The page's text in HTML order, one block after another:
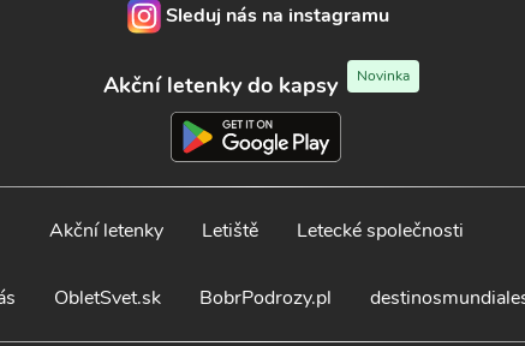
Sleduj nás na instagramu
Akční letenky do kapsy Novinka
Akční letenky Letiště Letecké společnosti
ObletSvet.sk BobrPodrozy.pl